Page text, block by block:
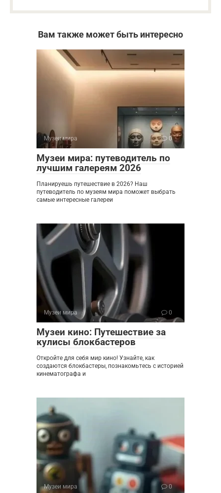
Вам также может быть интересно
Музеи мира 0
Музеи мира: путеводитель по
лучшим галереям 2026
Планируешь путешествие в 2026? Наш
путеводитель по музеям мира поможет выбрать
самые интересные галереи
Музеи мира 0
Музеи кино: Путешествие за
кулисы блокбастеров
Откройте для себя мир кино! Узнайте, как
создаются блокбастеры, познакомьтесь с историей
кинематографа и
Музеи мира 0